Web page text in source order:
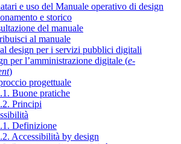
e uso del Manuale operativo di design
e storico
del manuale
al manuale
design per i servizi pubblici digitali
per l’amministrazione digitale (e-
)
progettuale
Buone pratiche
Principi
Definizione
Accessibilità by design